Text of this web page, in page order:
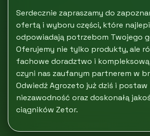
Serdecznie zapraszamy do
ofertą i wyboru części, które
odpowiadają potrzebom Twojego
Oferujemy nie tylko produkty, ale
fachowe doradztwo i kompleksową
czyni nas zaufanym partnerem w
Odwiedź Agrozeto już dziś i postaw
niezawodność oraz doskonałą
ciągników Zetor.